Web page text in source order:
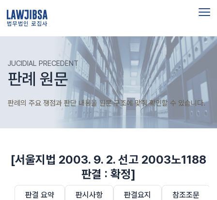
법무법인 로집사
JUCIDIAL PRECEDENT
판례 원문
판례의 주요 쟁점과 판단 내용을 원문 구조에 맞춰 확인할 수 있습니다.
[서울지법 2003. 9. 2. 선고 2003노1188
판결 : 확정]
판결 요약 판시사항 판결요지 참조조문